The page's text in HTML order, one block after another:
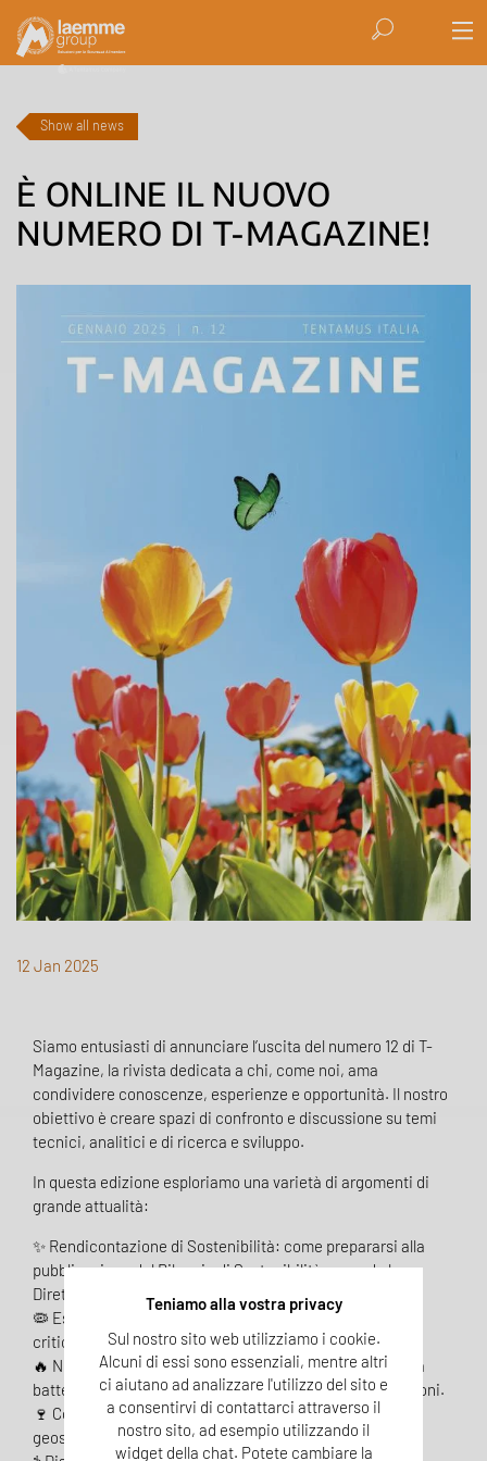
Show all news
È ONLINE IL NUOVO
NUMERO DI T-MAGAZINE!
12 Jan 2025
Siamo entusiasti di annunciare l’uscita del numero 12 di T-
Magazine, la rivista dedicata a chi, come noi, ama
condividere conoscenze, esperienze e opportunità. Il nostro
obiettivo è creare spazi di confronto e discussione su temi
tecnici, analitici e di ricerca e sviluppo.
In questa edizione esploriamo una varietà di argomenti di
grande attualità:
✨ Rendicontazione di Sostenibilità: come prepararsi alla
pubblicazione del Bilancio di Sostenibilità secondo la
Direttiva UE 2022/2464/EU.
🦠 Escherichia coli STEC: approfondimenti su un tema
critico per la sicurezza alimentare.
🔥 Nuove frontiere nelle medicazioni: l’uso della cellulosa
batterica e degli antimicrobici nel trattamento delle ustioni.
🍷 Composti aromatici nel vino: anisoli, guaiacolo e
geosmina, e il loro impatto organolettico.
Teniamo alla vostra privacy
Sul nostro sito web utilizziamo i cookie.
Alcuni di essi sono essenziali, mentre altri
ci aiutano ad analizzare l'utilizzo del sito e
a consentirvi di contattarci attraverso il
nostro sito, ad esempio utilizzando il
widget della chat. Potete cambiare la